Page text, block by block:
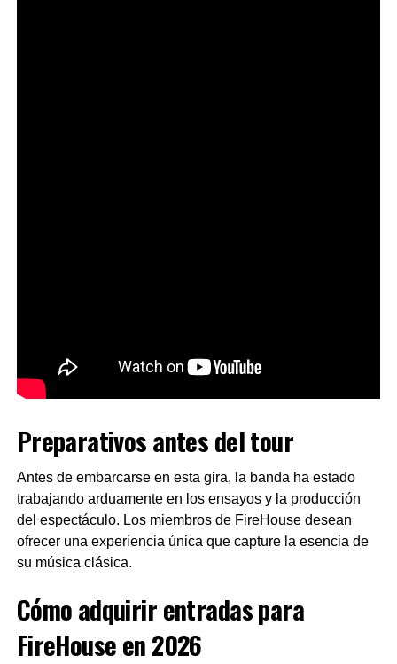
Preparativos antes del tour
Antes de embarcarse en esta gira, la banda ha estado
trabajando arduamente en los ensayos y la producción
del espectáculo. Los miembros de FireHouse desean
ofrecer una experiencia única que capture la esencia de
su música clásica.
Cómo adquirir entradas para
FireHouse en 2026